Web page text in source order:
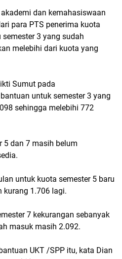
dan kemahasiswaan
para PTS penerima kuota
3 yang sudah
melebihi dari kuota yang
Sumut pada
untuk semester 3 yang
sehingga melebihi 772
5 dan 7 masih belum
untuk kuota semester 5 baru
kurang 1.706 lagi.
7 kekurangan sebanyak
masuk masih 2.092.
UKT /SPP itu, kata Dian